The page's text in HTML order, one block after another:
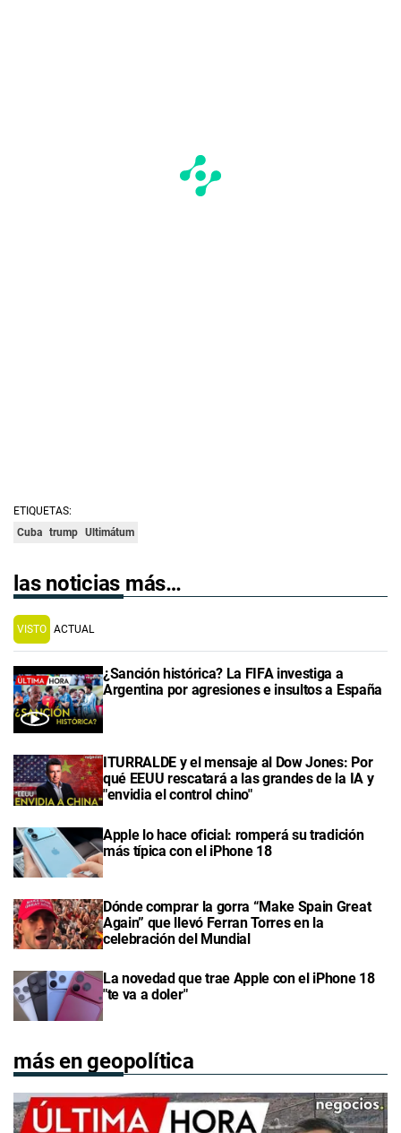
ETIQUETAS:
Cuba trump Ultimátum
las noticias más…
VISTO ACTUAL
¿Sanción histórica? La FIFA investiga a
Argentina por agresiones e insultos a España
ITURRALDE y el mensaje al Dow Jones: Por
qué EEUU rescatará a las grandes de la IA y
"envidia el control chino"
Apple lo hace oficial: romperá su tradición
más típica con el iPhone 18
Dónde comprar la gorra “Make Spain Great
Again” que llevó Ferran Torres en la
celebración del Mundial
La novedad que trae Apple con el iPhone 18
"te va a doler"
más en geopolítica